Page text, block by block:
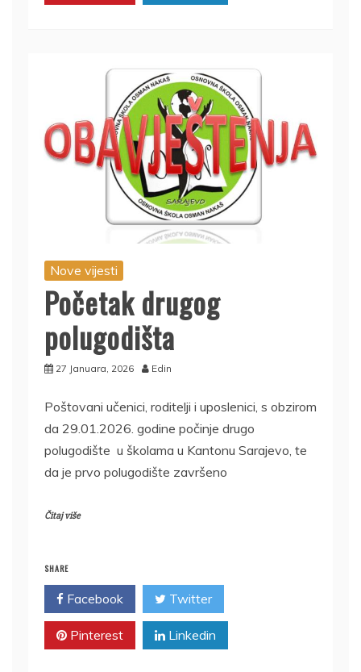
Nove vijesti
Početak drugog
polugodišta
27 Januara, 2026 Edin
Poštovani učenici, roditelji i uposlenici, s obzirom
da 29.01.2026. godine počinje drugo
polugodište u školama u Kantonu Sarajevo, te
da je prvo polugodište završeno
Čitaj više
SHARE
Facebook Twitter
Pinterest Linkedin